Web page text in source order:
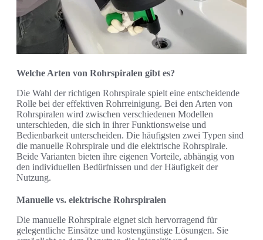
Welche Arten von Rohrspiralen gibt es?
Die Wahl der richtigen Rohrspirale spielt eine entscheidende
Rolle bei der effektiven Rohrreinigung. Bei den Arten von
Rohrspiralen wird zwischen verschiedenen Modellen
unterschieden, die sich in ihrer Funktionsweise und
Bedienbarkeit unterscheiden. Die häufigsten zwei Typen sind
die manuelle Rohrspirale und die elektrische Rohrspirale.
Beide Varianten bieten ihre eigenen Vorteile, abhängig von
den individuellen Bedürfnissen und der Häufigkeit der
Nutzung.
Manuelle vs. elektrische Rohrspiralen
Die manuelle Rohrspirale eignet sich hervorragend für
gelegentliche Einsätze und kostengünstige Lösungen. Sie